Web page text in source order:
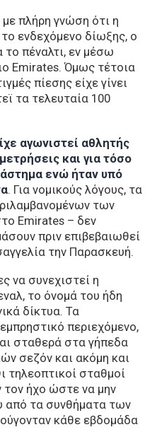
με πλήρη γνώση ότι η
ενδεχόμενο δίωξης, ο
πέναλτι, εν μέσω
Emirates. Όμως τέτοια
πίεσης είχε γίνει
τα τελευταία 100
αγωνιστεί αθλητής
και για τόσο
ενώ ήταν υπό
. Για νομικούς λόγους, τα
των
Emirates – δεν
πριν επιβεβαιωθεί
την Παρασκευή.
να συνεχιστεί η
το όνομά του ήδη
δίκτυα. Τα
περιεχόμενο,
σταθερά στα γήπεδα
σεζόν και ακόμη και
τηλεοπτικοί σταθμοί
τον ήχο ώστε να μην
από τα συνθήματα των
κάθε εβδομάδα